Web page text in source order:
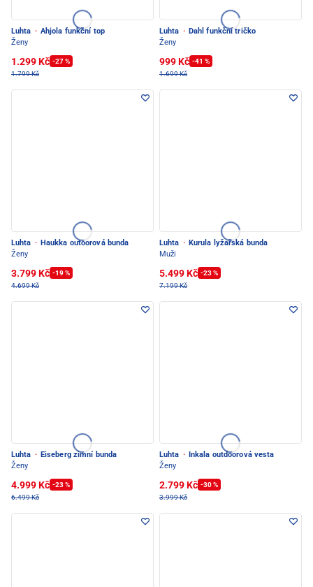
Luhta · Ahjola funkční top
Ženy
1.299 Kč -27 %
1.799 Kč
Luhta · Dahl funkční tričko
Ženy
999 Kč -41 %
1.699 Kč
Luhta · Haukka outoorová bunda
Ženy
3.799 Kč -19 %
4.699 Kč
Luhta · Kurula lyžařská bunda
Muži
5.499 Kč -23 %
7.199 Kč
Luhta · Eiseberg zimní bunda
Ženy
4.999 Kč -23 %
6.499 Kč
Luhta ·
Inkala outdoorová vesta
Ženy
2.799 Kč -30 %
3.999 Kč